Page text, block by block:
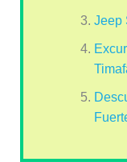
Jeep